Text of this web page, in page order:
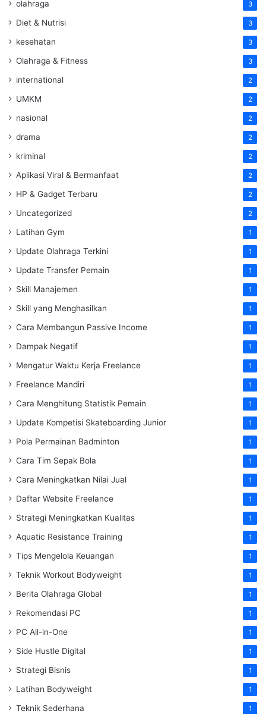
olahraga 3
Diet & Nutrisi 3
kesehatan 3
Olahraga & Fitness 3
international 2
UMKM 2
nasional 2
drama 2
kriminal 2
Aplikasi Viral & Bermanfaat 2
HP & Gadget Terbaru 2
Uncategorized 2
Latihan Gym 1
Update Olahraga Terkini 1
Update Transfer Pemain 1
Skill Manajemen 1
Skill yang Menghasilkan 1
Cara Membangun Passive Income 1
Dampak Negatif 1
Mengatur Waktu Kerja Freelance 1
Freelance Mandiri 1
Cara Menghitung Statistik Pemain 1
Update Kompetisi Skateboarding Junior 1
Pola Permainan Badminton 1
Cara Tim Sepak Bola 1
Cara Meningkatkan Nilai Jual 1
Daftar Website Freelance 1
Strategi Meningkatkan Kualitas 1
Aquatic Resistance Training 1
Tips Mengelola Keuangan 1
Teknik Workout Bodyweight 1
Berita Olahraga Global 1
Rekomendasi PC 1
PC All-in-One 1
Side Hustle Digital 1
Strategi Bisnis 1
Latihan Bodyweight 1
Teknik Sederhana 1